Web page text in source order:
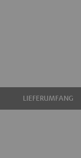
LIEFERUMFANG